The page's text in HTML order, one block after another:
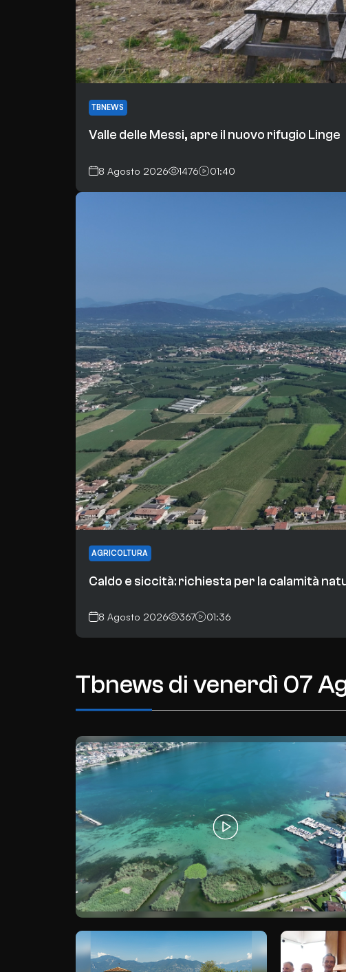
TBNEWS
Valle delle Messi, apre il nuovo rifugio Linge
8 Agosto 2026 1476 01:40
AGRICOLTURA
Caldo e siccità: richiesta per la calamità
8 Agosto 2026 367 01:36
Tbnews divenerdì 07